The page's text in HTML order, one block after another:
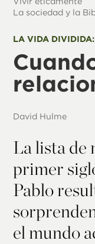
La sociedad y la
LA VIDA DIVIDIDA:
David Hulme
La lista de
primer
Pablo
el mundo